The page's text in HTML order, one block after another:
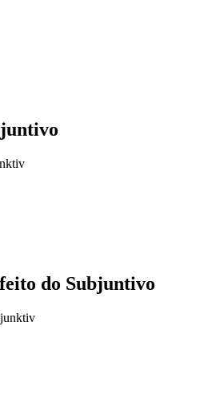
do Subjuntivo